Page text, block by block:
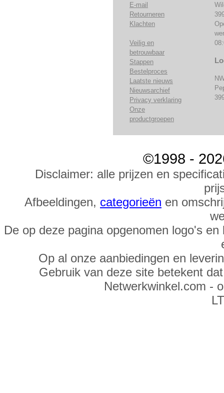
E-mail
Retourneren
Klachten
Veilig en
betrouwbaar
Stappen
Bestelproces
Laatste nieuws
Nieuwsarchief
Privacy verklaring
Onze
productgroepen
©1998 -
Disclaimer: alle prijzen en
Afbeeldingen, categorieën en
De op deze pagina opgenomen logo's
Op al onze aanbiedingen en
Gebruik van deze site betekent
Netwerkwinkel.com -